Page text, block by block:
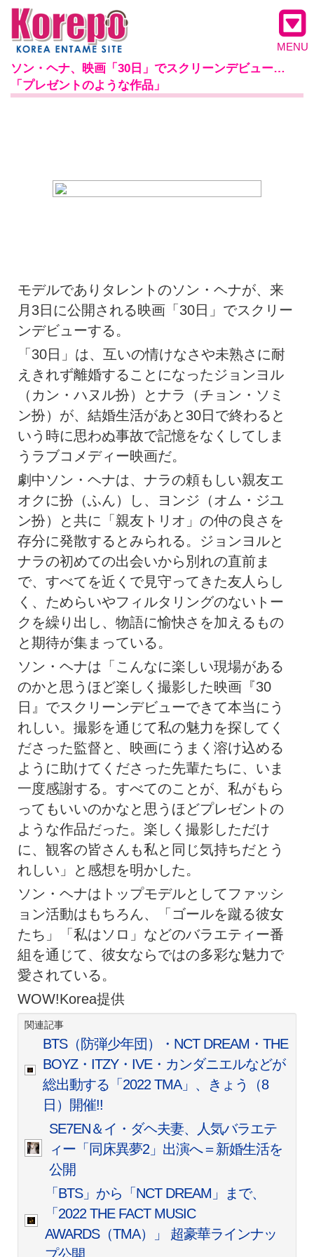
MENU
ソン・ヘナ、映画「30日」でスクリーンデビュー…
「プレゼントのような作品」
モデルでありタレントのソン・ヘナが、来
月3日に公開される映画「30日」でスクリー
ンデビューする。
「30日」は、互いの情けなさや未熟さに耐
えきれず離婚することになったジョンヨル
（カン・ハヌル扮）とナラ（チョン・ソミ
ン扮）が、結婚生活があと30日で終わると
いう時に思わぬ事故で記憶をなくしてしま
うラブコメディー映画だ。
劇中ソン・ヘナは、ナラの頼もしい親友エ
オクに扮（ふん）し、ヨンジ（オム・ジユ
ン扮）と共に「親友トリオ」の仲の良さを
存分に発散するとみられる。ジョンヨルと
ナラの初めての出会いから別れの直前ま
で、すべてを近くで見守ってきた友人らし
く、ためらいやフィルタリングのないトー
クを繰り出し、物語に愉快さを加えるもの
と期待が集まっている。
ソン・ヘナは「こんなに楽しい現場がある
のかと思うほど楽しく撮影した映画『30
日』でスクリーンデビューできて本当にう
れしい。撮影を通じて私の魅力を探してく
ださった監督と、映画にうまく溶け込める
ように助けてくださった先輩たちに、いま
一度感謝する。すべてのことが、私がもら
ってもいいのかなと思うほどプレゼントの
ような作品だった。楽しく撮影しただけ
に、観客の皆さんも私と同じ気持ちだとう
れしい」と感想を明かした。
ソン・ヘナはトップモデルとしてファッシ
ョン活動はもちろん、「ゴールを蹴る彼女
たち」「私はソロ」などのバラエティー番
組を通じて、彼女ならではの多彩な魅力で
愛されている。
WOW!Korea提供
関連記事
BTS（防弾少年団）・NCT DREAM・THE
BOYZ・ITZY・IVE・カンダニエルなどが
総出動する「2022 TMA」、きょう（8
日）開催!!
SE7EN＆イ・ダヘ夫妻、人気バラエテ
ィー「同床異夢2」出演へ＝新婚生活を
公開
「BTS」から「NCT DREAM」まで、
「2022 THE FACT MUSIC
AWARDS（TMA）」 超豪華ラインナッ